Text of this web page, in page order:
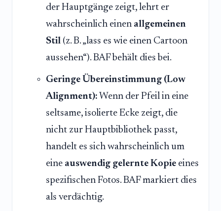
der Hauptgänge zeigt, lehrt er
wahrscheinlich einen allgemeinen
Stil (z. B. „lass es wie einen Cartoon
aussehen“). BAF behält dies bei.
Geringe Übereinstimmung (Low
Alignment): Wenn der Pfeil in eine
seltsame, isolierte Ecke zeigt, die
nicht zur Hauptbibliothek passt,
handelt es sich wahrscheinlich um
eine auswendig gelernte Kopie eines
spezifischen Fotos. BAF markiert dies
als verdächtig.